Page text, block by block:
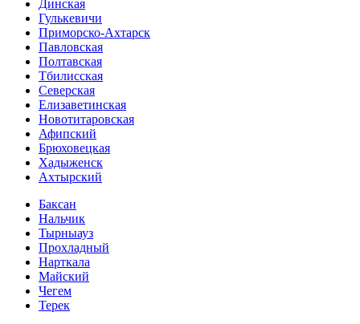
Динская
Гулькевичи
Приморско-Ахтарск
Павловская
Полтавская
Тбилисская
Северская
Елизаветинская
Новотитаровская
Афипский
Брюховецкая
Хадыженск
Ахтырский
Баксан
Нальчик
Тырныауз
Прохладный
Нарткала
Майский
Чегем
Терек